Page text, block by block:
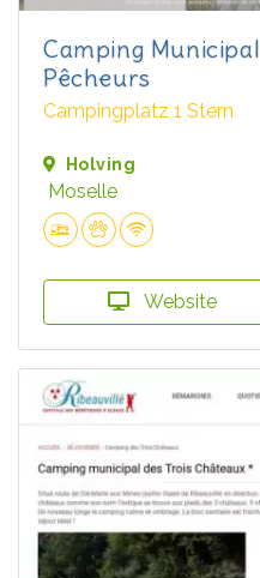
Camping
Pêcheurs
Campingplatz 1 Stern
Holving
Moselle
Website